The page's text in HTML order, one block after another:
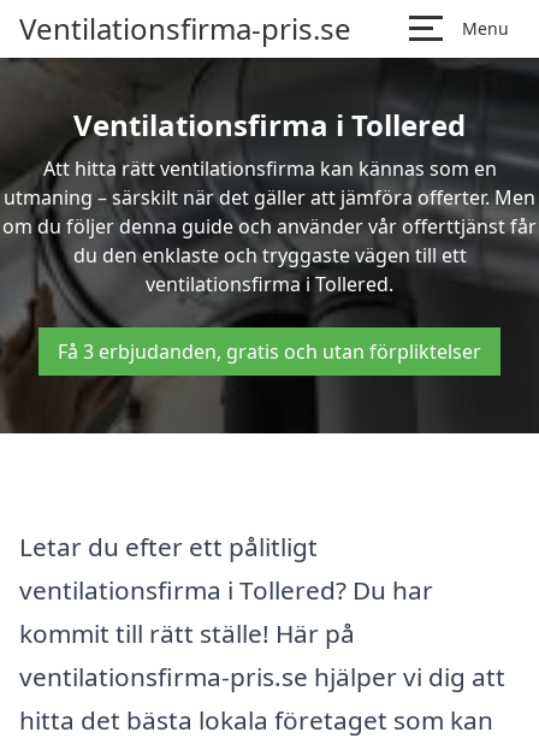
Ventilationsfirma-pris.se Menu
Ventilationsfirma i Tollered
Att hitta rätt ventilationsfirma kan kännas som en
utmaning – särskilt när det gäller att jämföra offerter. Men
om du följer denna guide och använder vår offerttjänst får
du den enklaste och tryggaste vägen till ett
ventilationsfirma i Tollered.
Få 3 erbjudanden, gratis och utan förpliktelser
Letar du efter ett pålitligt
ventilationsfirma i Tollered? Du har
kommit till rätt ställe! Här på
ventilationsfirma-pris.se hjälper vi dig att
hitta det bästa lokala företaget som kan